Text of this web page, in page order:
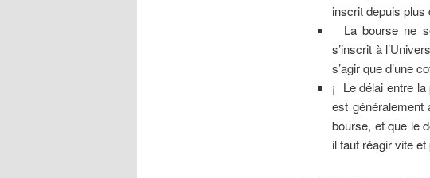
inscrit depuis plus
La bourse ne
s’inscrit à
s’agir que d’une
¡ Le délai entre
est généralement
bourse, et que le
il faut réagir vite